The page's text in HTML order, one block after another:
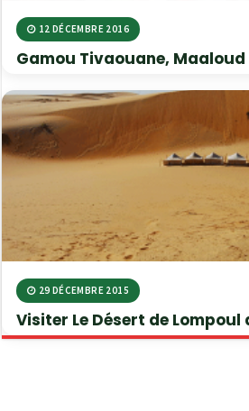
Gamou Tivaouane,
12 DÉCEMBRE 2016
Visiter Le Désert de Lompoul
29 DÉCEMBRE 2015